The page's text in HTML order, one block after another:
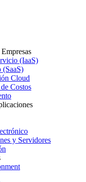
(IaaS)
(SaaS)
Cloud
Costos
y Servidores